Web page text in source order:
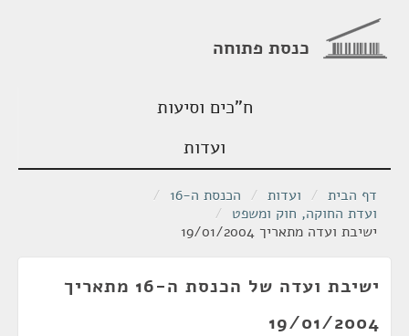
כנסת פתוחה
ח"כים וסיעות
ועדות
דף הבית / ועדות / הכנסת ה-16
/
ועדת החוקה, חוק ומשפט /
ישיבת ועדה מתאריך 19/01/2004
ישיבת ועדה של הכנסת ה-16 מתאריך
19/01/2004